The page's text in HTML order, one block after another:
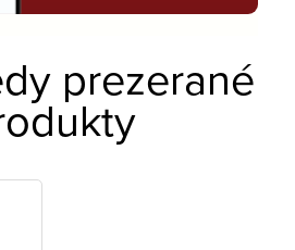
prezerané